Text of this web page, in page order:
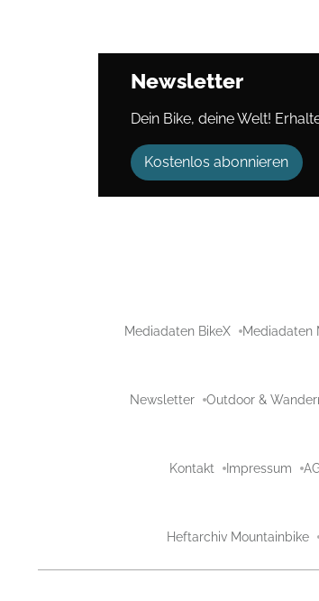
Newsletter
Dein Bike, deine Welt!
Kostenlos abonnieren
Mediadaten BikeX Mediadaten
Newsletter Outdoor &
Kontakt Impressum
Heftarchiv Mountainbike